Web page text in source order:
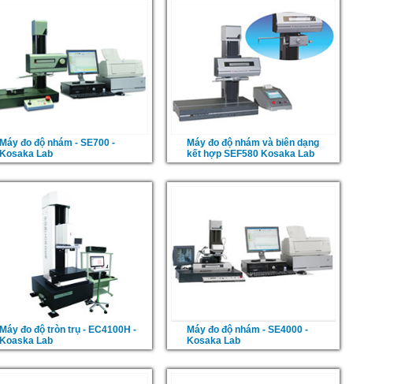
Máy đo độ nhám - SE700 -
Kosaka Lab
Máy đo độ nhám và biên dạng
kết hợp SEF580 Kosaka Lab
Máy đo độ tròn trụ - EC4100H -
Koaska Lab
Máy đo độ nhám - SE4000 -
Kosaka Lab